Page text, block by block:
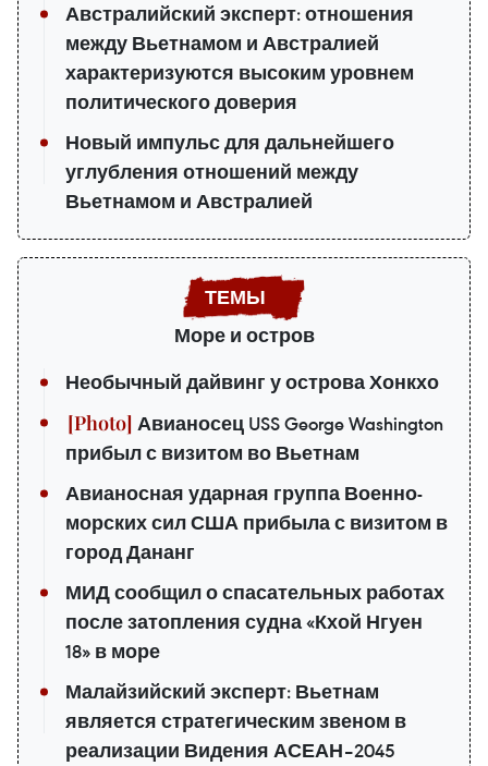
Австралийский эксперт: отношения
между Вьетнамом и Австралией
характеризуются высоким уровнем
политического доверия
Новый импульс для дальнейшего
углубления отношений между
Вьетнамом и Австралией
Море и остров
Необычный дайвинг у острова Хонкхо
Авианосец USS George Washington
прибыл с визитом во Вьетнам
Авианосная ударная группа Военно-
морских сил США прибыла с визитом в
город Дананг
МИД сообщил о спасательных работах
после затопления судна «Кхой Нгуен
18» в море
Малайзийский эксперт: Вьетнам
является стратегическим звеном в
реализации Видения АСЕАН–2045